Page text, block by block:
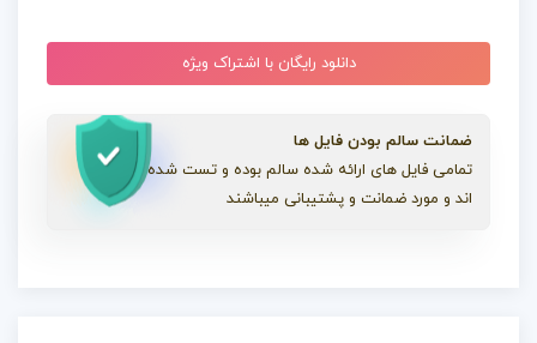
دانلود رایگان با اشتراک ویژه
ضمانت سالم بودن فایل ها
تمامی فایل های ارائه شده سالم بوده و تست شده
اند و مورد ضمانت و پشتیبانی میباشند